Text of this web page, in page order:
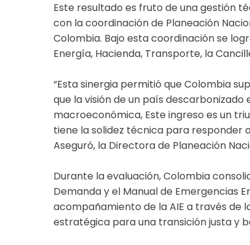
Este resultado es fruto de una gestión
con la coordinación de Planeación
Colombia. Bajo esta coordinación se
Energía, Hacienda, Transporte, la
“Esta sinergia permitió que Colombia
que la visión de un país
macroeconómica, Este ingreso es un
tiene la solidez técnica para responder
Aseguró, la Directora de Planeación
Durante la evaluación, Colombia
Demanda y el Manual de Emergencias
acompañamiento de la AIE a través de
estratégica para una transición justa y